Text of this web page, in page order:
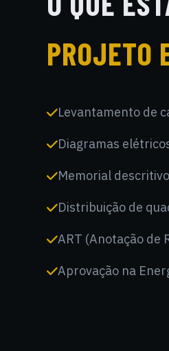
PROJETO
Levantamento de
Diagramas
Memorial
Distribuição de
ART (Anotação de
Aprovação na